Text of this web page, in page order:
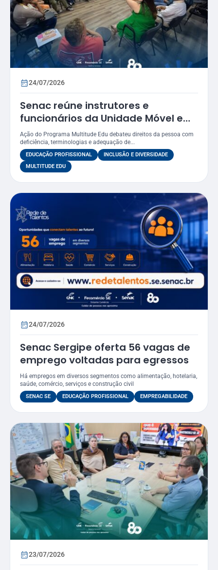
24/07/2026
Senac reúne instrutores e
funcionários da Unidade Móvel em
oficina sobre práticas inclusivas e
acessibilidade
Ação do Programa Multitude Edu debateu direitos da pessoa com
deficiência, terminologias e adequação de...
EDUCAÇÃO PROFISSIONAL
INCLUSÃO E DIVERSIDADE
MULTITUDE EDU
24/07/2026
Senac Sergipe oferta 56 vagas de
emprego voltadas para egressos
Há empregos em diversos segmentos como alimentação, hotelaria,
saúde, comércio, serviços e construção civil
SENAC SE EDUCAÇÃO PROFISSIONAL EMPREGABILIDADE
23/07/2026